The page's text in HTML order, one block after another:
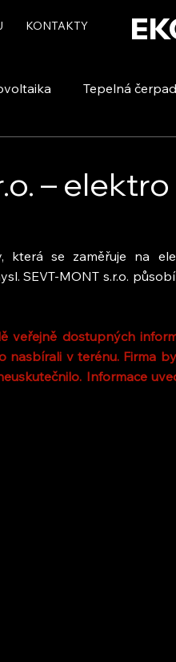
KONTAKTY
Tepelná
automatizace
– elektro
která se zaměřuje na
SEVT-MONT s.r.o.
veřejně dostupných
v terénu. Firma
Informace